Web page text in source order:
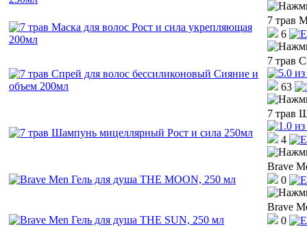
7 трав
6
7 трав
63
7 трав
4
Brave
0
Brave
0